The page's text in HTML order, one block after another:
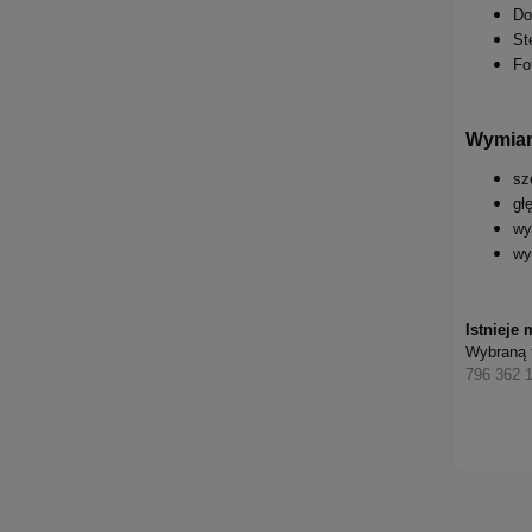
Istnieje
796 362